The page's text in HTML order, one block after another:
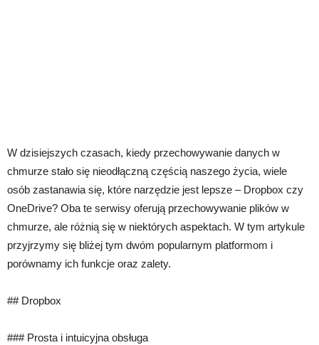
W dzisiejszych czasach, kiedy przechowywanie danych w
chmurze stało się nieodłączną częścią naszego życia, wiele
osób zastanawia się, które narzędzie jest lepsze – Dropbox czy
OneDrive? Oba te serwisy oferują przechowywanie plików w
chmurze, ale różnią się w niektórych aspektach. W tym artykule
przyjrzymy się bliżej tym dwóm popularnym platformom i
porównamy ich funkcje oraz zalety.
## Dropbox
### Prosta i intuicyjna obsługa